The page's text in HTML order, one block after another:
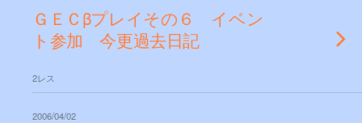
ＧＥＣβプレイその６ イベン
ト参加 今更過去日記
2レス
2006/04/02